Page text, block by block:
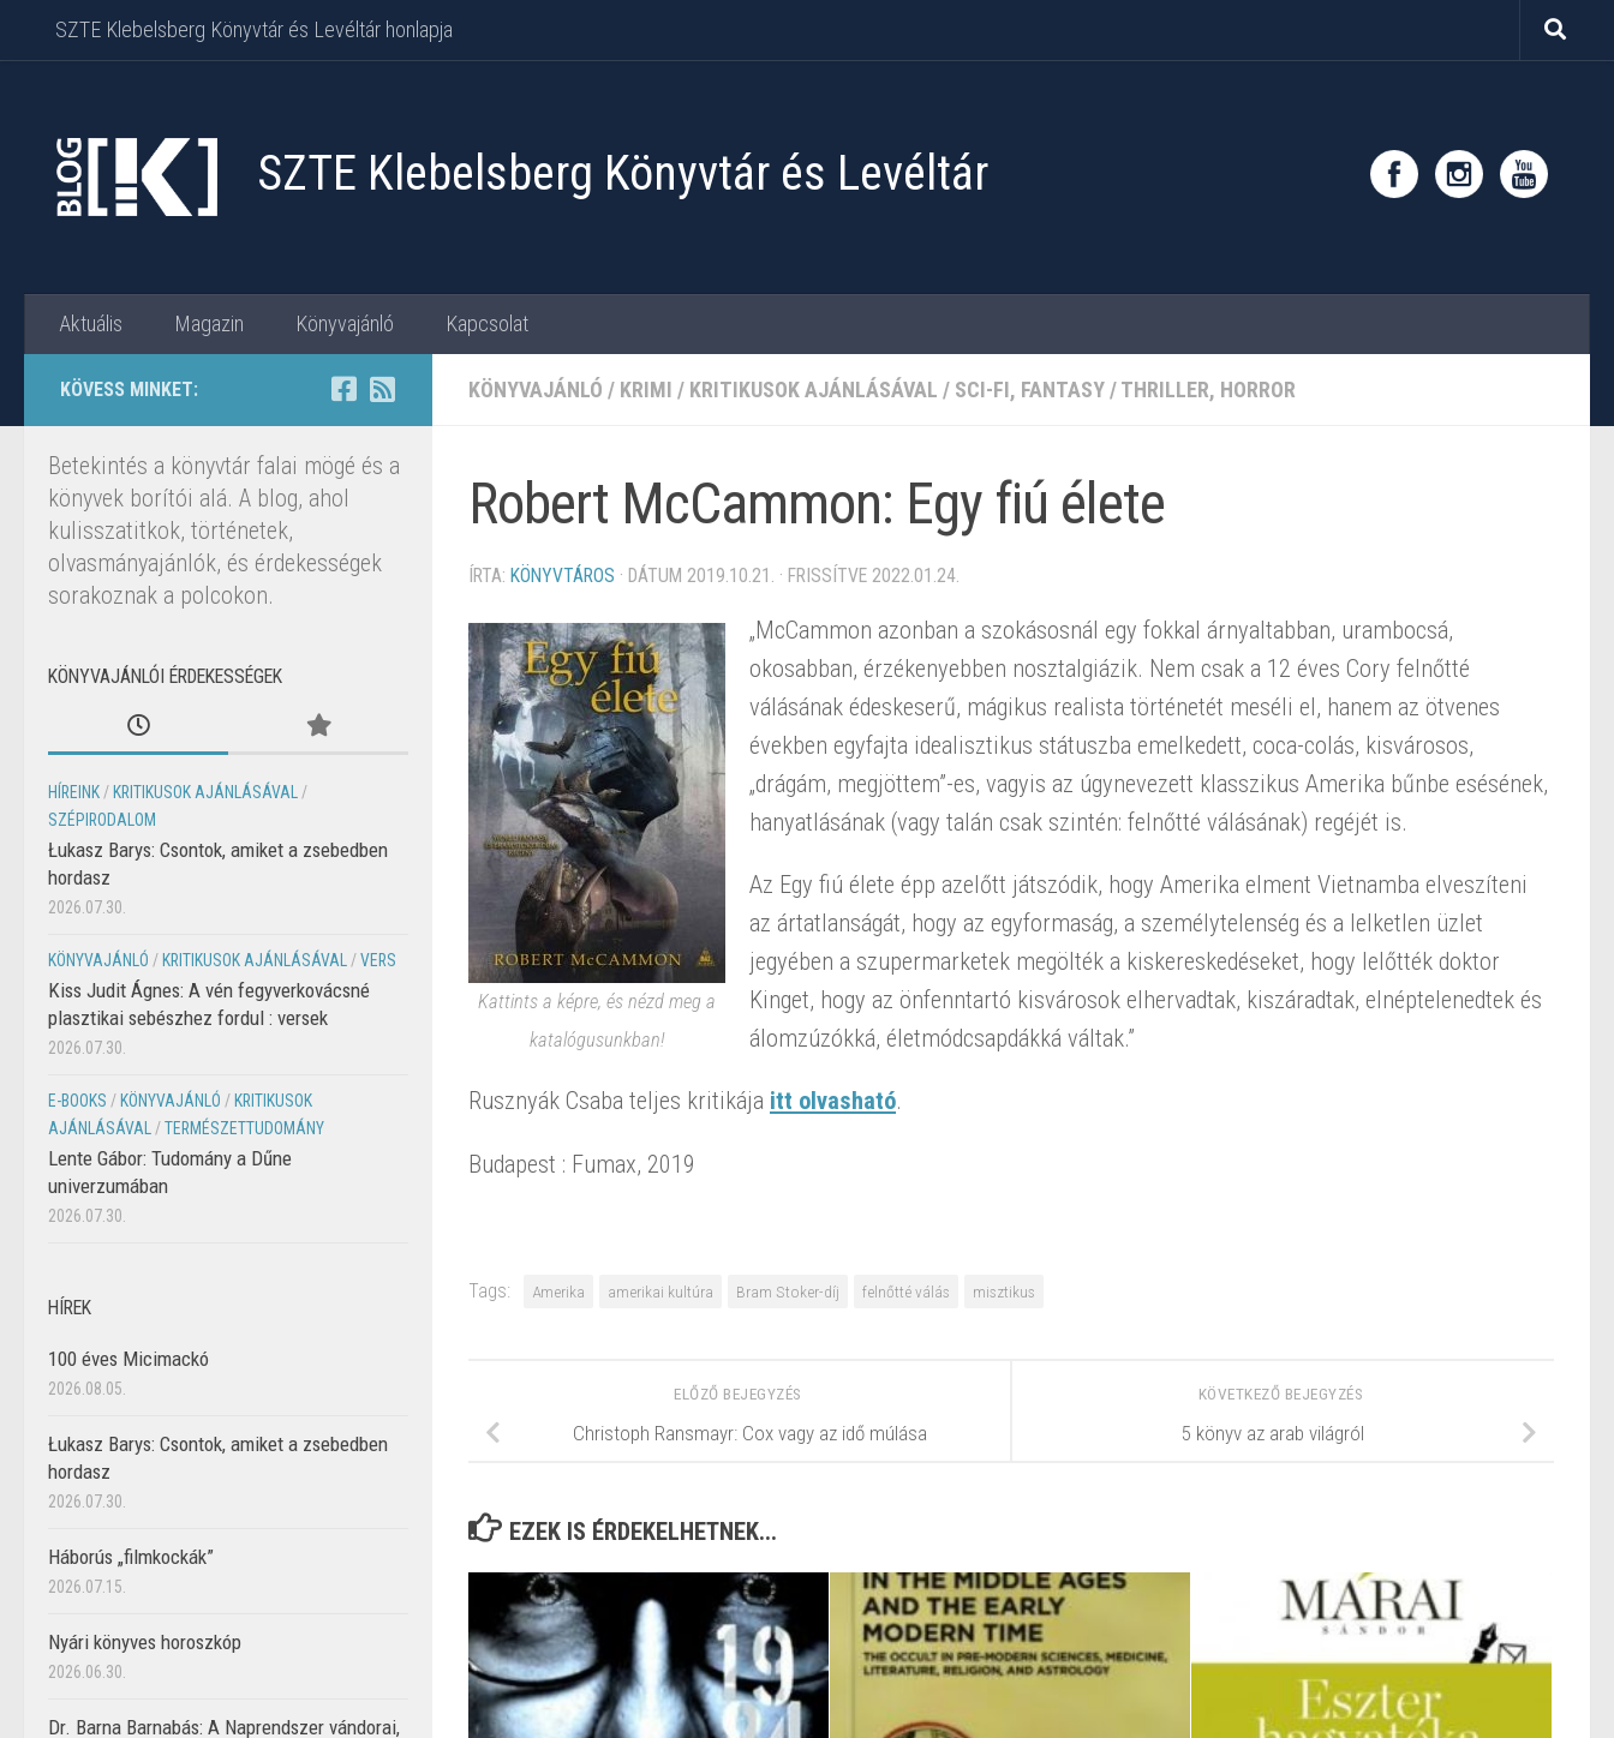
Skip to content
SZTE Klebelsberg Könyvtár és Levéltár honlapja
SZTE Klebelsberg Könyvtár és Levéltár
Aktuális Magazin Könyvajánló Kapcsolat
KÖNYVAJÁNLÓ / KRIMI / KRITIKUSOK AJÁNLÁSÁVAL / SCI-FI, FANTASY /THRILLER, HORROR
Robert McCammon: Egy fiú élete
ÍRTA: KÖNYVTÁROS · DÁTUM 2019.10.21. · FRISSÍTVE 2022.01.24.
Kattints a képre, és nézd meg a
katalógusunkban!
„McCammon azonban a szokásosnál egy fokkal árnyaltabban, urambocsá,
okosabban, érzékenyebben nosztalgiázik. Nem csak a 12 éves Cory felnőtté
válásának édeskeserű, mágikus realista történetét meséli el, hanem az ötvenes
években egyfajta idealisztikus státuszba emelkedett, coca-colás, kisvárosos,
„drágám, megjöttem”-es, vagyis az úgynevezett klasszikus Amerika bűnbe esésének,
hanyatlásának (vagy talán csak szintén: felnőtté válásának) regéjét is.
Az Egy fiú élete épp azelőtt játszódik, hogy Amerika elment Vietnamba elveszíteni
az ártatlanságát, hogy az egyformaság, a személytelenség és a lelketlen üzlet
jegyében a szupermarketek megölték a kiskereskedéseket, hogy lelőtték doktor
Kinget, hogy az önfenntartó kisvárosok elhervadtak, kiszáradtak, elnéptelenedtek és
álomzúzókká, életmódcsapdákká váltak.”
Rusznyák Csaba teljes kritikája itt olvasható.
Budapest : Fumax, 2019
Tags: Amerika amerikai kultúra Bram Stoker-díj felnőtté válás misztikus
KÖVETKEZŐ BEJEGYZÉS
5 könyv az arab világról
ELŐZŐ BEJEGYZÉS
Christoph Ransmayr: Cox vagy az idő múlása
EZEK IS ÉRDEKELHETNEK...
KÖVESS MINKET:
Betekintés a könyvtár falai mögé és a
könyvek borítói alá. A blog, ahol
kulisszatitkok, történetek,
olvasmányajánlók, és érdekességek
sorakoznak a polcokon.
KÖNYVAJÁNLÓI ÉRDEKESSÉGEK
HÍREINK / KRITIKUSOK AJÁNLÁSÁVAL
/
SZÉPIRODALOM
Łukasz Barys: Csontok, amiket a zsebedben
hordasz
2026.07.30.
KÖNYVAJÁNLÓ / KRITIKUSOK AJÁNLÁSÁVAL /VERS
Kiss Judit Ágnes: A vén fegyverkovácsné
plasztikai sebészhez fordul : versek
2026.07.30.
E-BOOKS / KÖNYVAJÁNLÓ / KRITIKUSOK
AJÁNLÁSÁVAL
/TERMÉSZETTUDOMÁNY
Lente Gábor: Tudomány a Dűne
univerzumában
2026.07.30.
HÍREK
100 éves Micimackó
2026.08.05.
Łukasz Barys: Csontok, amiket a zsebedben
hordasz
2026.07.30.
Háborús „filmkockák”
2026.07.15.
Nyári könyves horoszkóp
2026.06.30.
Dr. Barna Barnabás: A Naprendszer vándorai,